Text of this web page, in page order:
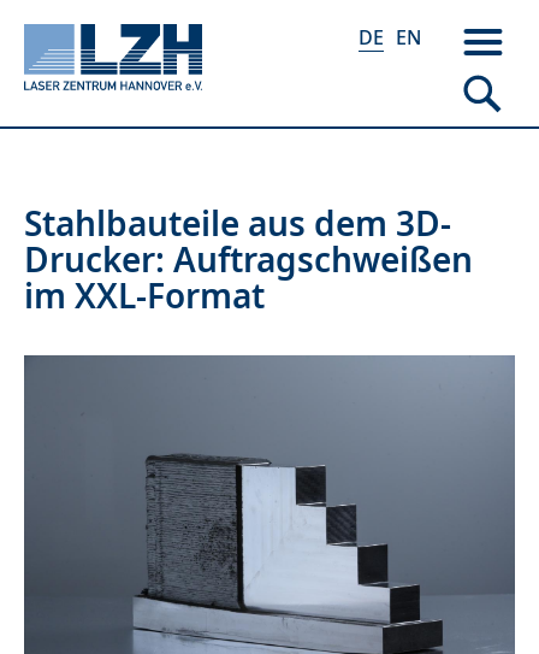
zum
Inhalt
DE EN
Stahlbauteile aus dem 3D-
Drucker: Auftragschweißen
im XXL-Format